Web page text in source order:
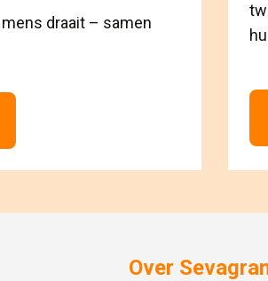
draait – samen
Over